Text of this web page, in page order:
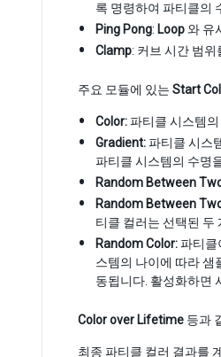
록 명령하여 파티클의
Ping Pong: Loop와 유
Clamp: 커브 시간 범
주요 모듈에 있는 Start
Color:파티클 시스템
Gradient:파티클 시스
파티클 시스템의 수명
Random Between
Random Between
티클 컬러는 선택된 두
Random Color:파티클
스템의 나이에 따라 샘
동됩니다. 활성화하면
Color over Lifetime 등과
최종 파티클 컬러 결과를